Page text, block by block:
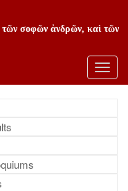
τῶν σοφῶν ἀνδρῶν, καὶ τῶν